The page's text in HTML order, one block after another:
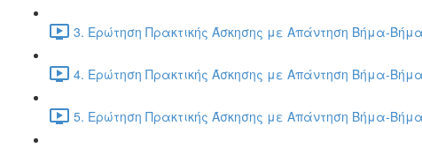
3. Ερώτηση Πρακτικής Άσκησης με Απάντηση Βήμα-
4. Ερώτηση Πρακτικής Άσκησης με Απάντηση Βήμα-
5. Ερώτηση Πρακτικής Άσκησης με Απάντηση Βήμα-